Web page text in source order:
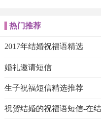
热门推荐
2017年结婚祝福语精选
婚礼邀请短信
生子祝福短信精选推荐
祝贺结婚的祝福语短信-在